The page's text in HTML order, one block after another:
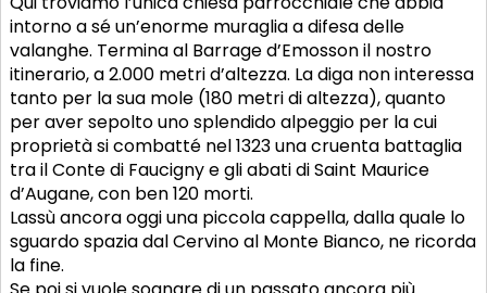
intorno a sé un’enorme muraglia a difesa delle
valanghe. Termina al Barrage d’Emosson il nostro
itinerario, a 2.000 metri d’altezza. La diga non interessa
tanto per la sua mole (180 metri di altezza), quanto
per aver sepolto uno splendido alpeggio per la cui
proprietà si combatté nel 1323 una cruenta battaglia
tra il Conte di Faucigny e gli abati di Saint Maurice
d’Augane, con ben 120 morti.
Lassù ancora oggi una piccola cappella, dalla quale lo
sguardo spazia dal Cervino al Monte Bianco, ne ricorda
la fine.